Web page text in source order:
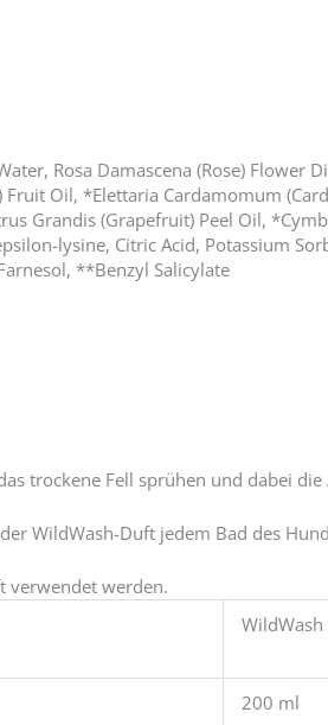
Rosa Damascena (Rose)
Oil, *Elettaria Cardamomum
Grandis (Grapefruit) Peel Oil,
lysine, Citric Acid, Potassium
**Benzyl Salicylate
trockene Fell sprühen und dabei die
WildWash-Duft jedem Bad des
verwendet werden.
WildWash
200 ml